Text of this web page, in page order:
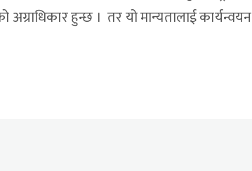
हुन्छ । तर यो मान्यतालाई कार्यन्वयन